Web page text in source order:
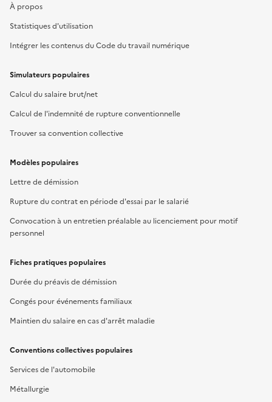
À propos
Statistiques d'utilisation
Intégrer les contenus du Code du travail numérique
Simulateurs populaires
Calcul du salaire brut/net
Calcul de l'indemnité de rupture conventionnelle
Trouver sa convention collective
Modèles populaires
Lettre de démission
Rupture du contrat en période d'essai par le salarié
Convocation à un entretien préalable au licenciement pour motif
personnel
Fiches pratiques populaires
Durée du préavis de démission
Congés pour événements familiaux
Maintien du salaire en cas d'arrêt maladie
Conventions collectives populaires
Services de l'automobile
Métallurgie